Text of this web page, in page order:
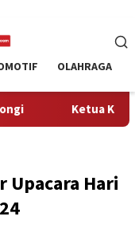
OLAHRAGA
Ketua DPD
Upacara Hari